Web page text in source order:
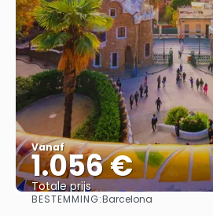
Vanaf
1.056 €
Totale prijs
BESTEMMING:Barcelona